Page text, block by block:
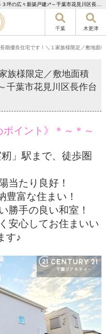
千葉 木更津
長期優良住宅です！＼１家族様限定／敷地面
族様限定／敷地面積
千葉市花見川区長作台
イント》＊～＊～
」駅まで、徒歩圏
当たり良好！
豊富な住まい！
勝手の良い和室！
安心してお住まいい
す♪